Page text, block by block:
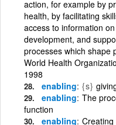
action, for example by
health, by facilitating
access to information
development, and
processes which shape
World Health
1998
enabling {s}
enabling The
function
enabling